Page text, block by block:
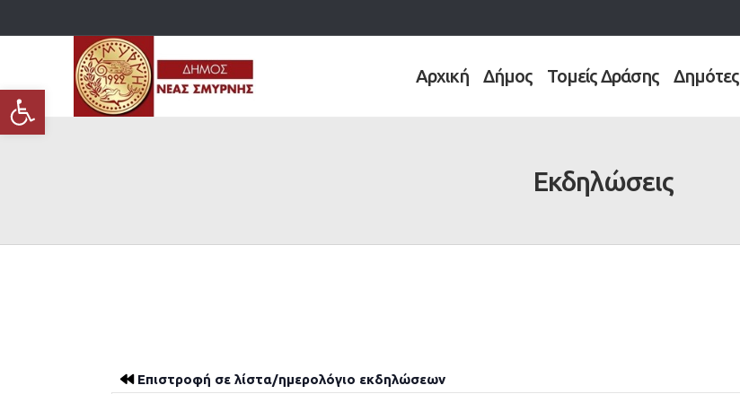
Ανοίξτε τη γραμμή εργαλείων
Αρχική Δήμος Τομείς Δράσης Δημότες
Εκδηλώσεις
Επιστροφή σε λίστα/ημερολόγιο εκδηλώσεων